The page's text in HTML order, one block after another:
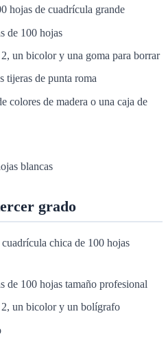
hojas de cuadrícula grande
de 100 hojas
un bicolor y una goma para borrar
tijeras de punta roma
colores de madera o una caja de
blancas
grado
chica de 100 hojas
de 100 hojas tamaño profesional
un bicolor y un bolígrafo